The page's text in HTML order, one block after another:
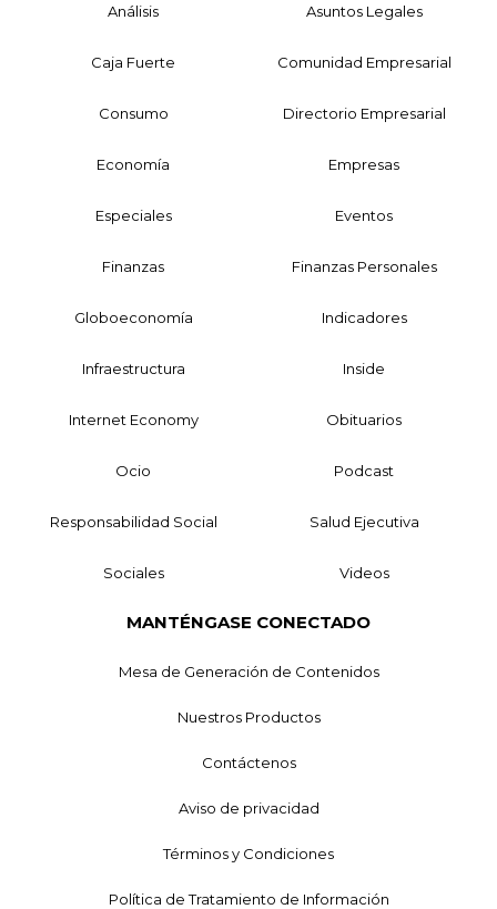
Análisis Asuntos Legales
Caja Fuerte Comunidad Empresarial
Consumo Directorio Empresarial
Economía Empresas
Especiales Eventos
Finanzas Finanzas Personales
Globoeconomía Indicadores
Infraestructura Inside
Internet Economy Obituarios
Ocio Podcast
Responsabilidad Social Salud Ejecutiva
Sociales Videos
MANTÉNGASE CONECTADO
Mesa de Generación de Contenidos
Nuestros Productos
Contáctenos
Aviso de privacidad
Términos y Condiciones
Política de Tratamiento de Información